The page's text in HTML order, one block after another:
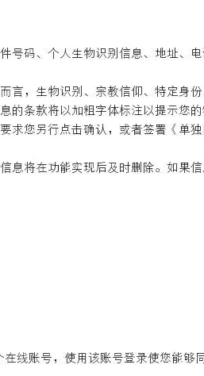
号码、个人生物识别信息、地址、
言，生物识别、宗教信仰、特定身
条款将以加粗字体标注以提示您的
您另行点击确认，或者签署《单独
息将在功能实现后及时删除。如果
线账号，使用该账号登录使您能够